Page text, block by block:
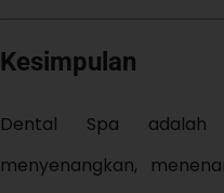
Kesimpulan
Dental Spa
menyenangkan,